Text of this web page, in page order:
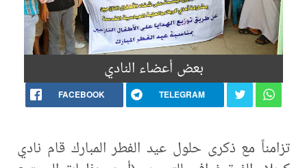
بعض أعضاء النادي
FACEBOOK TELEGRAM
تزامناً مع ذكرى حلول عيد الفطر المبارك قام نادي